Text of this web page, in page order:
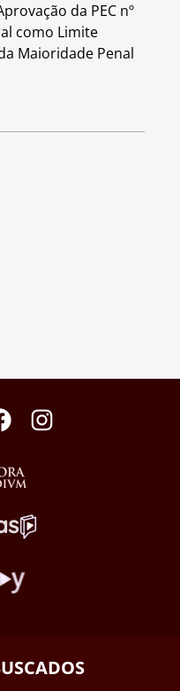
da PEC nº
como Limite
Maioridade Penal